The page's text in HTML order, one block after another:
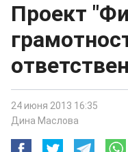
Проект
24 июня 2013 16:35
Дина Маслова